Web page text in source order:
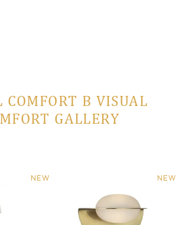
COMFORT В VISUAL
GALLERY
NEW NEW